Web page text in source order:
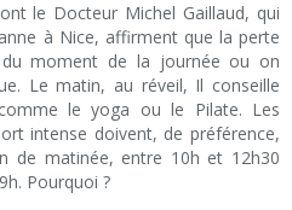
le Docteur Michel Gaillaud, qui
à Nice, affirment que la perte
moment de la journée ou on
Le matin, au réveil, Il conseille
le yoga ou le Pilate. Les
intense doivent, de préférence,
de matinée, entre 10h et 12h30
Pourquoi ?